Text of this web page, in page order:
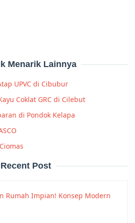
Menarik Lainnya
UPVC di Cibubur
Coklat GRC di Cilebut
di Pondok Kelapa
Recent Post
Rumah Impian! Konsep Modern